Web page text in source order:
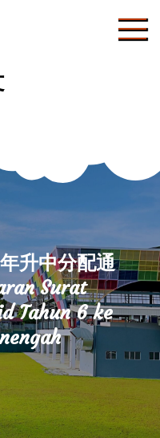
升中分配通
Surat
Tahun 6 ke